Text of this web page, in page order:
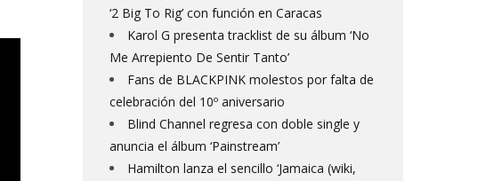
‘2 Big To Rig’ con función en Caracas
Karol G presenta tracklist de su álbum ‘No
Me Arrepiento De Sentir Tanto’
Fans de BLACKPINK molestos por falta de
celebración del 10º aniversario
Blind Channel regresa con doble single y
anuncia el álbum ‘Painstream’
Hamilton lanza el sencillo ‘Jamaica (wiki,